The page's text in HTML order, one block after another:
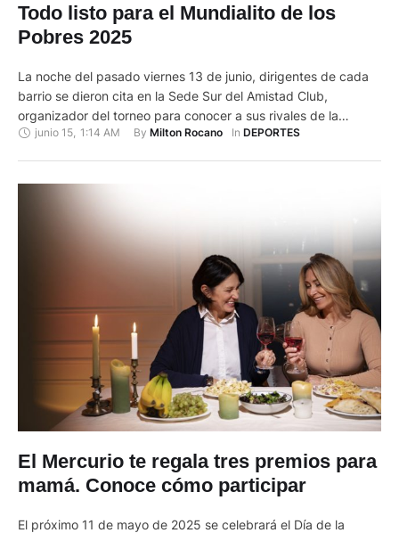
Todo listo para el Mundialito de los
Pobres 2025
La noche del pasado viernes 13 de junio, dirigentes de cada
barrio se dieron cita en la Sede Sur del Amistad Club,
organizador del torneo para conocer a sus rivales de la
edición 50 del Torneo Interbarrial, llamado Mundialito de los
junio 15 1:14 AM By Milton Rocano In DEPORTES
El Mercurio te regala tres premios para
mamá. Conoce cómo participar
El próximo 11 de mayo de 2025 se celebrará el Día de la